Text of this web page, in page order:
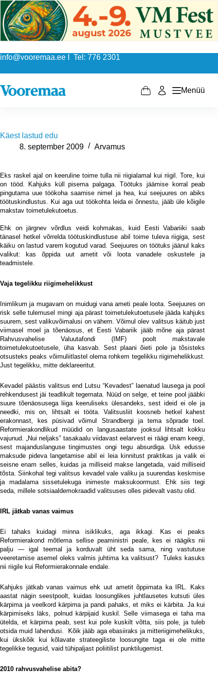
Skip
to
content
info@vooremaa.ee I Tel: 776 2301
Shopping
Menüü
Käest lastud edu
8. september 2009
Arvamus
Eks raskel ajal on keeruline toime tulla nii riigialamal kui riigil. Tore, kui
on tööd. Kahjuks küll pisema palgaga. Töötuks jäämise korral peab
pingutama uue töökoha saamise nimel ja hea, kui seejuures on abiks
töötuskindlustus. Kui aga uut töökohta leida ei õnnestu, jääb üle kõigile
makstav toimetulekutoetus.
Ehk on järgnev võrdlus veidi kohmakas, kuid Eesti Vabariiki saab
tänasel hetkel võrrelda töötuskindlustuse abil toime tuleva riigiga, sest
käiku on lastud varem kogutud varad. Seejuures on töötuks jäänul kaks
valikut: kas õppida uut ametit või loota vanadele oskustele ja
teadmistele.
Vaja tegelikku riigimehelikkust
Inimlikum ja mugavam on muidugi vana ameti peale loota. Seejuures on
risk selle tulemusel mingi aja pärast toimetulekutoetusele jääda kahjuks
suurem, sest valikuvõimalusi on vähem. Võimul olev valitsus käitub just
viimasel moel ja tõenäosus, et Eesti Vabariik jääb mõne aja pärast
Rahvusvahelise Valuutafondi (IMF) poolt makstavale
toimetulekutoetusele, üha kasvab. Sest plaani õieti pole ja tõsisteks
otsusteks peaks võimuliitlastel olema rohkem tegelikku riigimehelikkust.
Just tegelikku, mitte deklareeritut.
Kevadel päästis valitsus end Lutsu “Kevadest” laenatud lausega ja pool
rehkendusest jäi teadlikult tegemata. Nüüd on selge, et teine pool jääbki
suure tõenäosusega liiga keeruliseks ülesandeks, sest ideid ei ole ja
needki, mis on, lihtsalt ei tööta. Valitsusliit koosneb hetkel kahest
erakonnast, kes püsivad võimul Strandbergi ja tema sõprade toel.
Reformierakondlikud müüdid on langusaastate jooksul lihtsalt kokku
vajunud. „Nui neljaks” tasakaalu viidavast eelarvest ei räägi enam keegi,
sest majanduslanguse tingimustes ongi tegu absurdiga. Usk edusse
maksude pideva langetamise abil ei leia kinnitust praktikas ja valik ei
seisne enam selles, kuidas ja milliseid makse langetada, vaid milliseid
tõsta. Siinkohal tegi valitsus kevadel vale valiku ja suurendas keskmise
ja madalama sissetulekuga inimeste maksukoormust. Ehk siis tegi
seda, millele sotsiaaldemokraadid valitsuses olles pidevalt vastu olid.
IRL jätkab vanas vaimus
Ei tahaks kuidagi minna isiklikuks, aga ikkagi. Kas ei peaks
Reformierakond mõtlema sellise peaministri peale, kes ei räägiks nii
palju — igal teemal ja korduvalt üht seda sama, ning vastutuse
veeretamise asemel oleks valmis juhtima ka valitsust?
Tuleks kasuks
nii riigile kui Reformierakonnale endale.
Kahjuks jätkab vanas vaimus ehk uut ametit õppimata ka IRL. Kaks
aastat nägin seestpoolt, kuidas loosunglikes juhtlausetes kutsuti üles
kärpima ja veelkord kärpima ja pandi pahaks, et miks ei kärbita. Ja kui
kärpimiseks läks, polnud kärpijaid kuskil. Selle viimasega ei taha ma
ütelda, et kärpima peab, sest kui pole kuskilt võtta, siis pole, ja tuleb
otsida muid lahendusi.
Kõik jääb aga ebasiiraks ja mitteriigimehelikuks,
kui ükskõik kui kõlavate strateegiliste loosungite taga ei ole mitte
tegelikke tegusid, vaid tühipaljast poliitilist punktilugemist.
2010 rahvusvahelise abita?